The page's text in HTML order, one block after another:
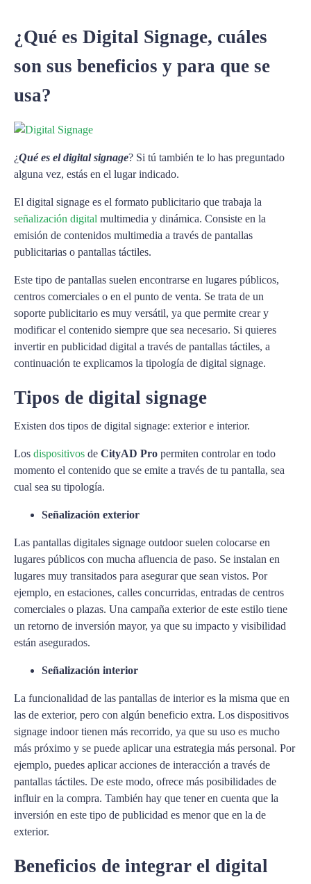
¿Qué es Digital Signage, cuáles
son sus beneficios y para que se
usa?
¿Qué es el digital signage? Si tú también te lo has preguntado
alguna vez, estás en el lugar indicado.
El digital signage es el formato publicitario que trabaja la
señalización digital multimedia y dinámica. Consiste en la
emisión de contenidos multimedia a través de pantallas
publicitarias o pantallas táctiles.
Este tipo de pantallas suelen encontrarse en lugares públicos,
centros comerciales o en el punto de venta. Se trata de un
soporte publicitario es muy versátil, ya que permite crear y
modificar el contenido siempre que sea necesario. Si quieres
invertir en publicidad digital a través de pantallas táctiles, a
continuación te explicamos la tipología de digital signage.
Tipos de digital signage
Existen dos tipos de digital signage: exterior e interior.
Los dispositivos de CityAD Pro permiten controlar en todo
momento el contenido que se emite a través de tu pantalla, sea
cual sea su tipología.
Señalización exterior
Las pantallas digitales signage outdoor suelen colocarse en
lugares públicos con mucha afluencia de paso. Se instalan en
lugares muy transitados para asegurar que sean vistos. Por
ejemplo, en estaciones, calles concurridas, entradas de centros
comerciales o plazas. Una campaña exterior de este estilo tiene
un retorno de inversión mayor, ya que su impacto y visibilidad
están asegurados.
Señalización interior
La funcionalidad de las pantallas de interior es la misma que en
las de exterior, pero con algún beneficio extra. Los dispositivos
signage indoor tienen más recorrido, ya que su uso es mucho
más próximo y se puede aplicar una estrategia más personal. Por
ejemplo, puedes aplicar acciones de interacción a través de
pantallas táctiles. De este modo, ofrece más posibilidades de
influir en la compra. También hay que tener en cuenta que la
inversión en este tipo de publicidad es menor que en la de
exterior.
Beneficios de integrar el digital